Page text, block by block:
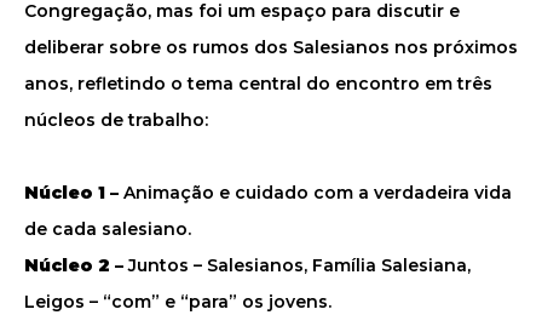
Congregação, mas foi um espaço para discutir e
deliberar sobre os rumos dos Salesianos nos próximos
anos, refletindo o tema central do encontro em três
núcleos de trabalho:
Núcleo 1 – Animação e cuidado com a verdadeira vida
de cada salesiano.
Núcleo 2 –Juntos – Salesianos, Família Salesiana,
Leigos – “com” e “para” os jovens.